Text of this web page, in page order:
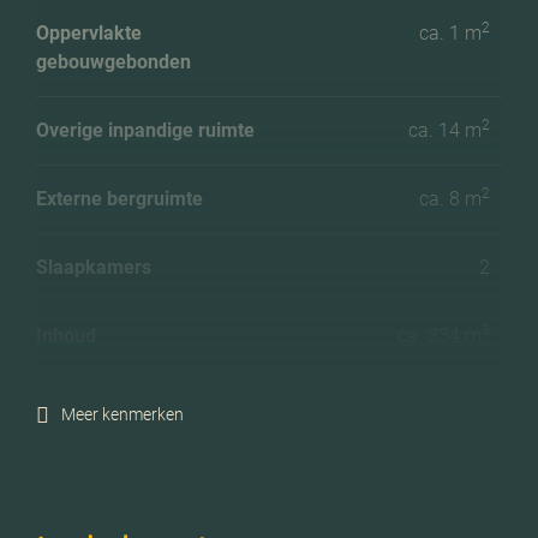
Oppervlakte
gebouwgebonden
ca. 1 m2
Overige inpandige ruimte ca. 14 m2
Externe bergruimte ca. 8 m2
Slaapkamers 2
Perceeloppervlakte
Meer kenmerken